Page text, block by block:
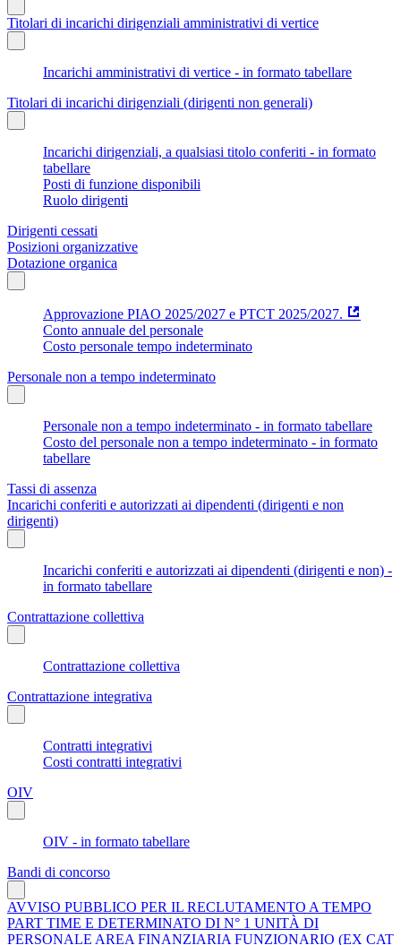
Titolari di incarichi dirigenziali amministrativi di vertice
Incarichi amministrativi di vertice - in formato tabellare
Titolari di incarichi dirigenziali (dirigenti non generali)
Incarichi dirigenziali, a qualsiasi titolo conferiti - in formato
tabellare
Posti di funzione disponibili
Ruolo dirigenti
Dirigenti cessati
Posizioni organizzative
Dotazione organica
Approvazione PIAO 2025/2027 e PTCT 2025/2027.
Conto annuale del personale
Costo personale tempo indeterminato
Personale non a tempo indeterminato
Personale non a tempo indeterminato - in formato tabellare
Costo del personale non a tempo indeterminato - in formato
tabellare
Tassi di assenza
Incarichi conferiti e autorizzati ai dipendenti (dirigenti e non
dirigenti)
Incarichi conferiti e autorizzati ai dipendenti (dirigenti e non) -
in formato tabellare
Contrattazione collettiva
Contrattazione collettiva
Contrattazione integrativa
Contratti integrativi
Costi contratti integrativi
OIV
OIV - in formato tabellare
Bandi di concorso
AVVISO PUBBLICO PER IL RECLUTAMENTO A TEMPO
PART TIME E DETERMINATO DI N° 1 UNITÀ DI
PERSONALE AREA FINANZIARIA FUNZIONARIO (EX CAT